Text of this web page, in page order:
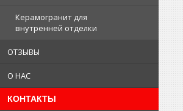
Керамогранит для
внутренней отделки
ОТЗЫВЫ
О НАС
КОНТАКТЫ